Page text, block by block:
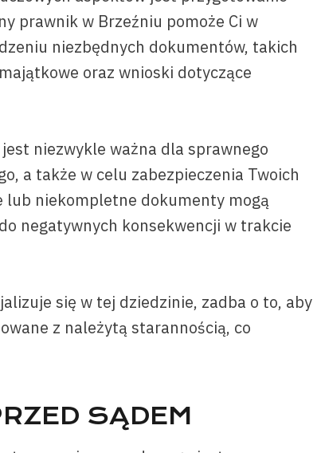
prawnik w Brzeźniu pomoże Ci w
niezbędnych dokumentów, takich
oraz wnioski dotyczące
niezwykle ważna dla sprawnego
a także w celu zabezpieczenia Twoich
lub niekompletne dokumenty mogą
negatywnych konsekwencji w trakcie
się w tej dziedzinie, zadba o to, aby
z należytą starannością, co
SĄDEM